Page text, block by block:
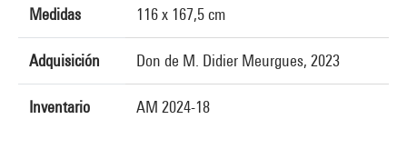
Medidas 116 x 167,5 cm
Adquisición Don de M. Didier Meurgues, 2023
Inventario AM 2024-18